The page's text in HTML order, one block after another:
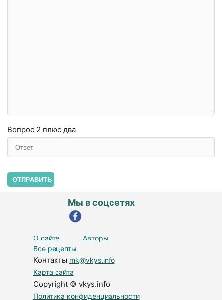
Вопрос 2 плюc двa
ОТПРАВИТЬ
О сайте
Авторы
Все рецепты
Контакты mk@vkys.info
Карта сайта
Copyright © vkys.info
Политика конфиденциальности
Мы в соцсетях